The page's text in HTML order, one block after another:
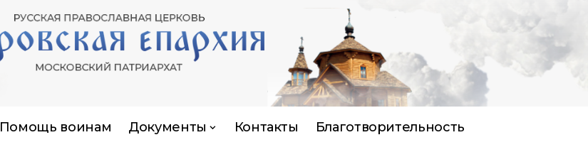
Помощь воинам Документы Контакты Благотворительность